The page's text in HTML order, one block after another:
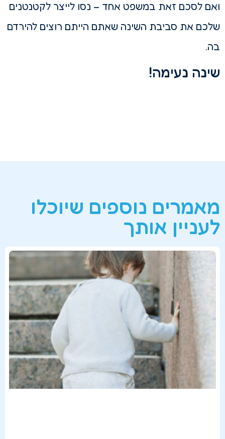
ואם לסכם זאת במשפט אחד – נסו לייצר לקטנטנים
שלכם את סביבת השינה שאתם הייתם רוצים להירדם
בה.
שינה נעימה!
מאמרים נוספים שיוכלו
לעניין אותך